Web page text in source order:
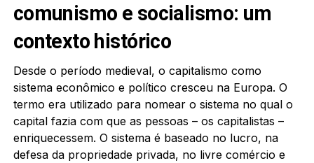
comunismo e socialismo: um
contexto histórico
Desde o período medieval, o capitalismo como
sistema econômico e político cresceu na Europa. O
termo era utilizado para nomear o sistema no qual o
capital fazia com que as pessoas – os capitalistas –
enriquecessem. O sistema é baseado no lucro, na
defesa da propriedade privada, no livre comércio e